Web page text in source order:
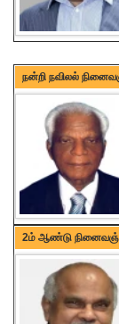
நன்றி நவிலல்
2ம் ஆண்டு